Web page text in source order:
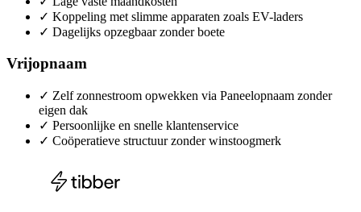
✓ Koppeling met slimme apparaten zoals EV-laders
✓ Dagelijks opzegbaar zonder boete
Vrijopnaam
✓ Zelf zonnestroom opwekken via Paneelopnaam zonder
eigen dak
✓ Persoonlijke en snelle klantenservice
✓ Coöperatieve structuur zonder winstoogmerk